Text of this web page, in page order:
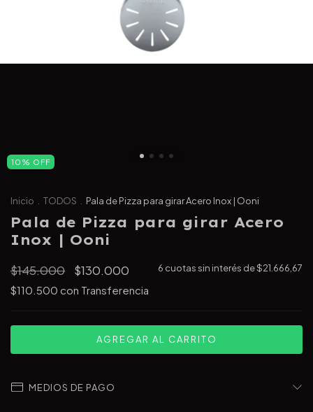
10 % OFF
Inicio TODOS Pala de Pizza para girar Acero Inox | Ooni
Pala de Pizza para girar Acero
Inox | Ooni
$145.000 $130.000 6 cuotas sin interés de$21.666,67
$110.500 con Transferencia
MEDIOS DE PAGO